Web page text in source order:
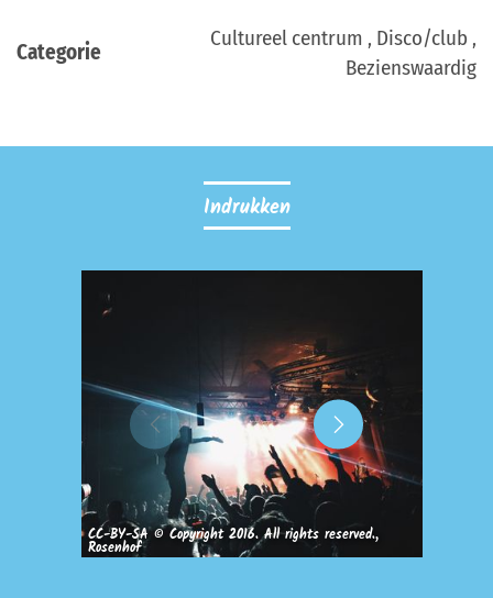
Categorie
Cultureel centrum , Disco/club ,
Bezienswaardig
Indrukken
CC-BY-SA © Copyright 2016. All rights reserved.,
Rosenhof